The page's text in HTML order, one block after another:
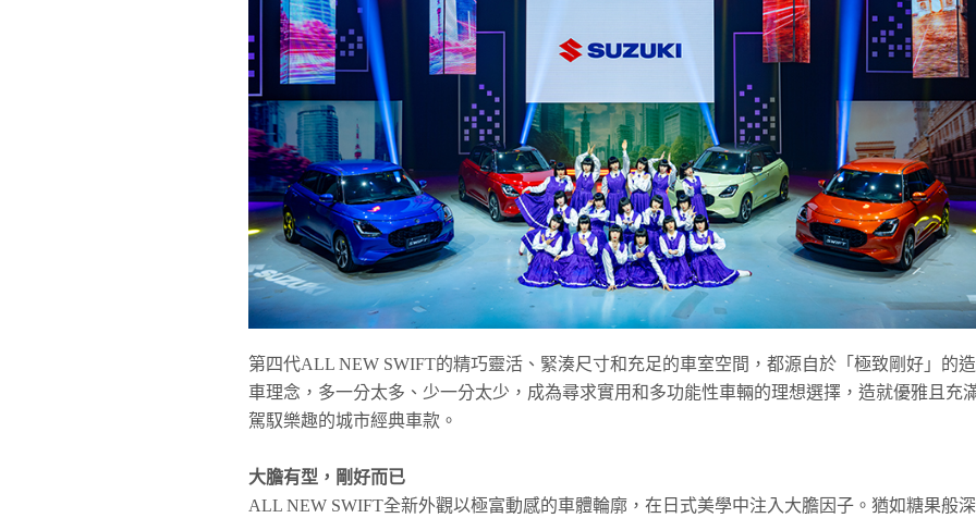
第四代ALL NEW SWIFT的精巧靈活、緊湊尺寸和充足的車室空間，都源自於「極致剛好」的造
車理念，多一分太多、少一分太少，成為尋求實用和多功能性車輛的理想選擇，造就優雅且充
駕馭樂趣的城市經典車款。
大膽有型，剛好而已
ALL NEW SWIFT全新外觀以極富動感的車體輪廓，在日式美學中注入大膽因子。猶如糖果般深